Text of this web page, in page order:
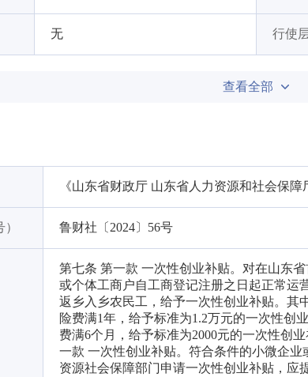
无 行使
查看全部
《山东省财政厅 山东省人力资源和社会保
鲁财社〔2024〕56号
第七条 第一款 一次性创业补贴。对在山东
或个体工商户自工商登记注册之日起正常运
返乡入乡农民工，给予一次性创业补贴。其
险费满1年，给予标准为1.2万元的一次性创
费满6个月，给予标准为2000元的一次性创
一款 一次性创业补贴。符合条件的小微企
资源社会保障部门申请一次性创业补贴，应